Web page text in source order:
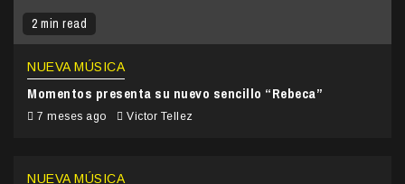
2 min read
NUEVA MÚSICA
Momentos presenta su nuevo sencillo “Rebeca”
7 meses ago Victor Tellez
NUEVA MÚSICA